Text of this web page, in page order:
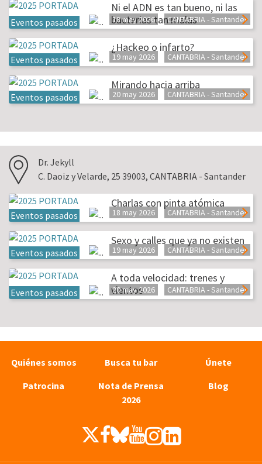
Eventos pasados
Ni el ADN es tan bueno, ni las
bacterias tan malas
18 may 2026 CANTABRIA - Santander
Eventos pasados
¿Hackeo o infarto?
19 may 2026 CANTABRIA - Santander
Eventos pasados
Mirando hacia arriba
20 may 2026 CANTABRIA - Santander
Dr. Jekyll
C. Daoiz y Velarde, 25 39003, CANTABRIA - Santander
Eventos pasados
Charlas con pinta atómica
18 may 2026 CANTABRIA - Santander
Eventos pasados
Sexo y calles que ya no existen
19 may 2026 CANTABRIA - Santander
Eventos pasados
A toda velocidad: trenes y
vientos
20 may 2026 CANTABRIA - Santander
Quiénes somos Busca tu bar
Únete
Patrocina
Nota de Prensa
2026
Blog